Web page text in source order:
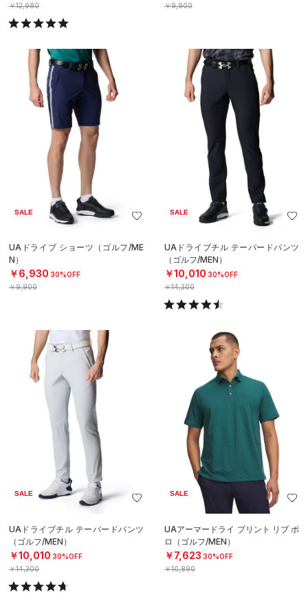
￥12,980
￥9,900
SALE
UAドライブ ショーツ（ゴルフ/ME
N）
￥6,930 30%OFF
￥9,900
SALE
UAドライブチル テーパードパンツ
（ゴルフ/MEN）
￥10,010 30%OFF
￥14,300
SALE
UAドライブチル テーパードパンツ
（ゴルフ/MEN）
￥10,010 30%OFF
￥14,300
SALE
UAアーマードライ プリント リブ ポ
ロ（ゴルフ/MEN）
￥7,623 30%OFF
￥10,890